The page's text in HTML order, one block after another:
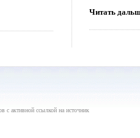
Читать
с активной ссылкой на источник